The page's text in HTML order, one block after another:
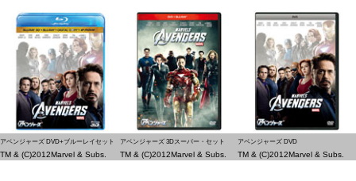
アベンジャーズ DVD+ブルーレイセット
TM & (C)2012Marvel & Subs.
アベンジャーズ 3Dスーパー・セット
TM & (C)2012Marvel & Subs.
アベンジャーズ DVD
TM & (C)2012Marvel & Subs.